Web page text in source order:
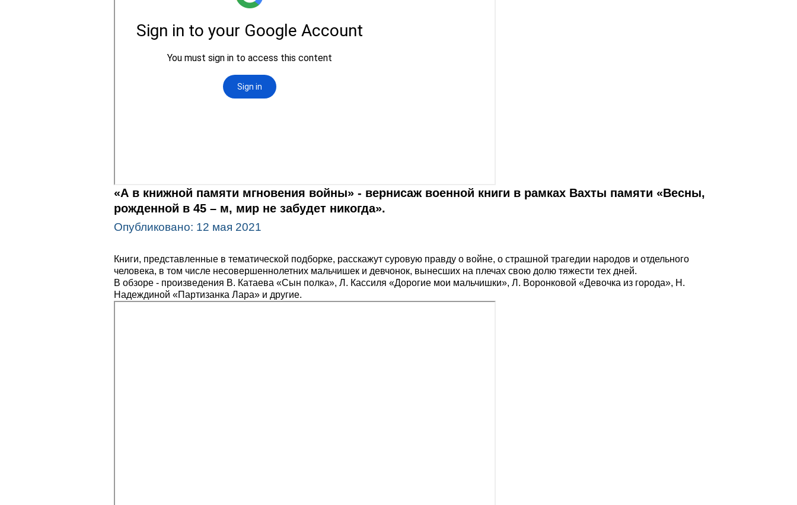
«А в книжной памяти мгновения войны» - вернисаж военной книги в рамках Вахты памяти «Весны,
рожденной в 45 – м, мир не забудет никогда».
Опубликовано: 12 мая 2021
Книги, представленные в тематической подборке, расскажут суровую правду о войне, о страшной трагедии народов и отдельного
человека, в том числе несовершеннолетних мальчишек и девчонок, вынесших на плечах свою долю тяжести тех дней.
В обзоре - произведения В. Катаева «Сын полка», Л. Кассиля «Дорогие мои мальчишки», Л. Воронковой «Девочка из города», Н.
Надеждиной «Партизанка Лара» и другие.